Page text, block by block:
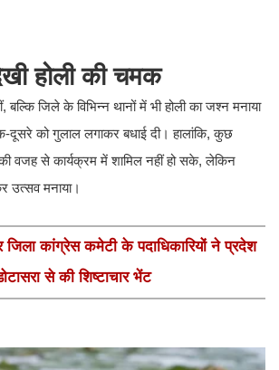
होली की चमक
बल्कि जिले के विभिन्न थानों में भी होली का जश्न मनाया
दूसरे को गुलाल लगाकर बधाई दी। हालांकि, कुछ
वजह से कार्यक्रम में शामिल नहीं हो सके, लेकिन
उत्सव मनाया।
जिला कांग्रेस कमेटी के पदाधिकारियों ने प्रदेश
से की शिष्टाचार भेंट